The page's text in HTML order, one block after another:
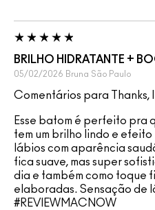
BRILHO HIDRATANTE +
05/02/2026 Bruna São Paulo
Comentários para Thanks,
Esse batom é perfeito pra
tem um brilho lindo e
lábios com aparência
fica suave, mas super
dia e também como toque
elaboradas. Sensação de
#REVIEWMACNOW